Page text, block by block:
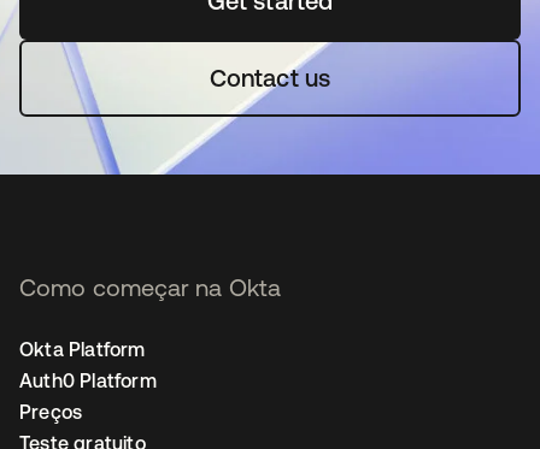
Contact us
Como começar na Okta
Okta Platform
Auth0 Platform
Preços
Teste gratuito